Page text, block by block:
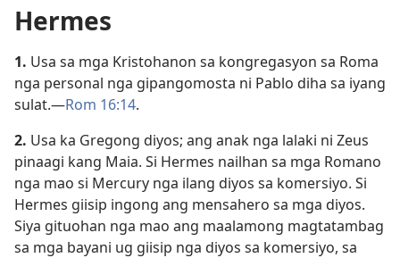
Hermes
1. Usa sa mga Kristohanon sa kongregasyon sa Roma
nga personal nga gipangomosta ni Pablo diha sa iyang
sulat.​—Rom 16:14.
2. Usa ka Gregong diyos; ang anak nga lalaki ni Zeus
pinaagi kang Maia. Si Hermes nailhan sa mga Romano
nga mao si Mercury nga ilang diyos sa komersiyo. Si
Hermes giisip ingong ang mensahero sa mga diyos.
Siya gituohan nga mao ang maalamong magtatambag
sa mga bayani ug giisip nga diyos sa komersiyo, sa